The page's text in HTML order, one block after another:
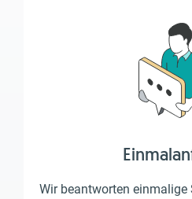
Wir beantworten einmalige